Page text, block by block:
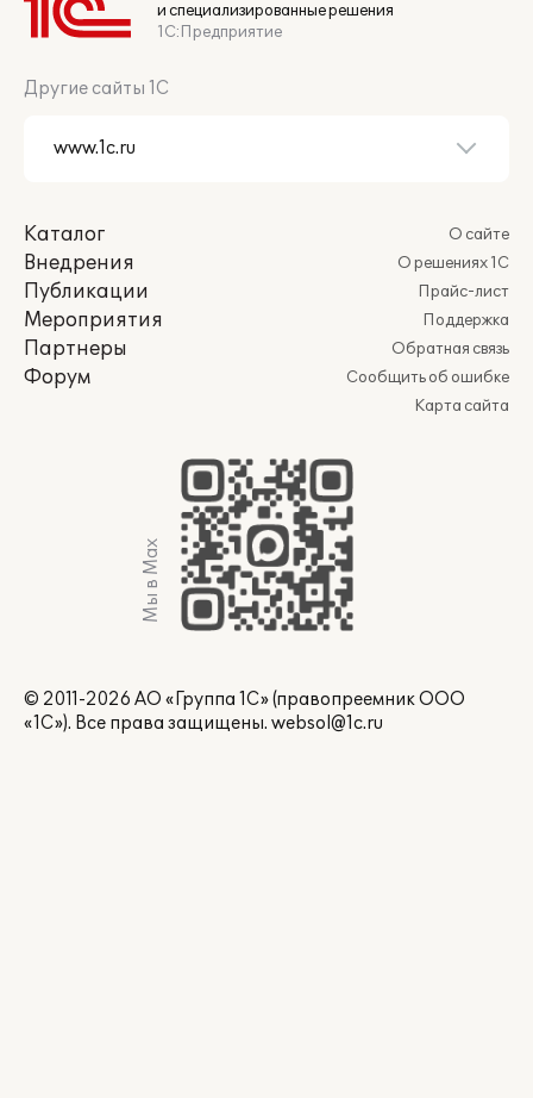
и специализированные решения
1С:Предприятие
Другие сайты 1С
Каталог
Внедрения
Публикации
Мероприятия
Партнеры
Форум
О сайте
О решениях 1С
Прайс-лист
Поддержка
Обратная связь
Сообщить об ошибке
Карта сайта
Мы в Max
© 2011-2026 АО «Группа 1С» (правопреемник ООО
«1С»). Все права защищены. websol@1c.ru